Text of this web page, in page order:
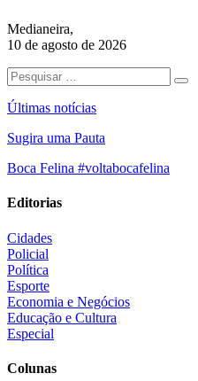
Medianeira,
10 de agosto de 2026
Últimas notícias
Sugira uma Pauta
Boca Felina #voltabocafelina
Editorias
Cidades
Policial
Política
Esporte
Economia e Negócios
Educação e Cultura
Especial
Colunas